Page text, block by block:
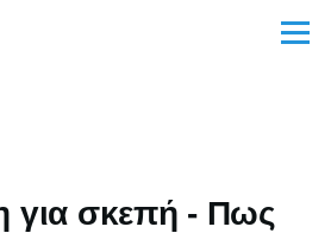
Menu
για σκεπή - Πως